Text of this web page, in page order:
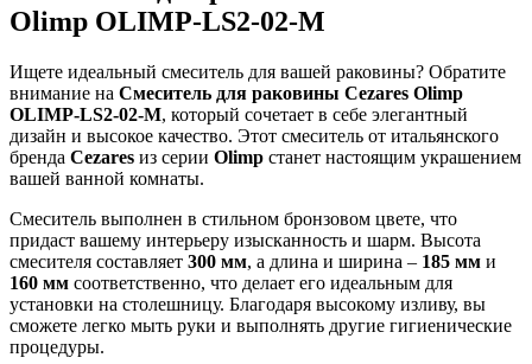
Olimp OLIMP-LS2-02-M
Ищете идеальный смеситель для вашей раковины? Обратите
внимание на Смеситель для раковины Cezares Olimp
OLIMP-LS2-02-M, который сочетает в себе элегантный
дизайн и высокое качество. Этот смеситель от итальянского
бренда Cezares из серии Olimp станет настоящим украшением
вашей ванной комнаты.
Смеситель выполнен в стильном бронзовом цвете, что
придаст вашему интерьеру изысканность и шарм. Высота
смесителя составляет 300 мм, а длина и ширина – 185 мм и
160 мм соответственно, что делает его идеальным для
установки на столешницу. Благодаря высокому изливу, вы
сможете легко мыть руки и выполнять другие гигиенические
процедуры.